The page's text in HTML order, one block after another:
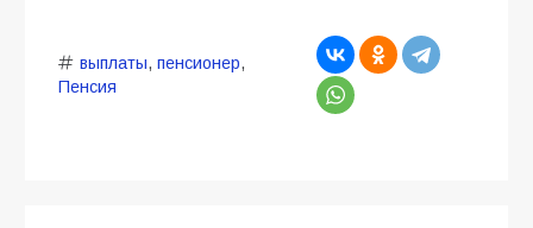
выплаты, пенсионер,
Пенсия